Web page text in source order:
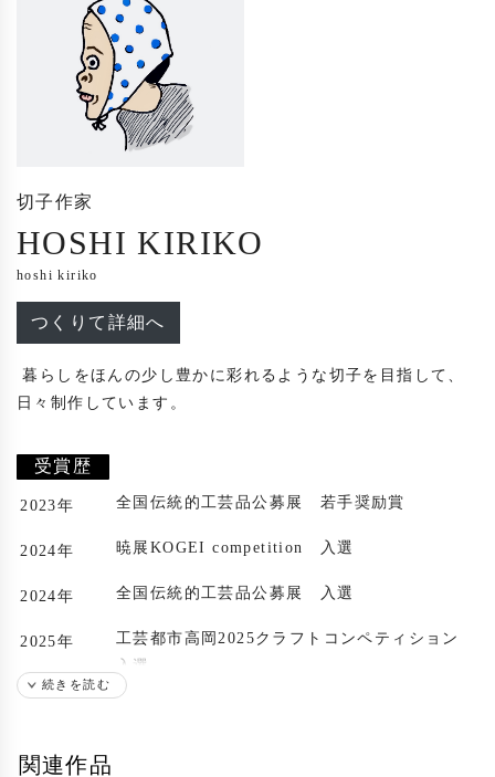
切子作家
HOSHI KIRIKO
hoshi kiriko
つくりて詳細へ
暮らしをほんの少し豊かに彩れるような切子を目指して、
日々制作しています。
受賞歴
2023年 全国伝統的工芸品公募展 若手奨励賞
2024年 暁展KOGEI competition 入選
2024年 全国伝統的工芸品公募展 入選
2025年
工芸都市高岡2025クラフトコンペティション
入選
続きを読む
関連作品